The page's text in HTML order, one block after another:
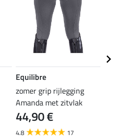
Equilibre
zomer grip rijlegging
Amanda met zitvlak
44,90 €
4.8 17